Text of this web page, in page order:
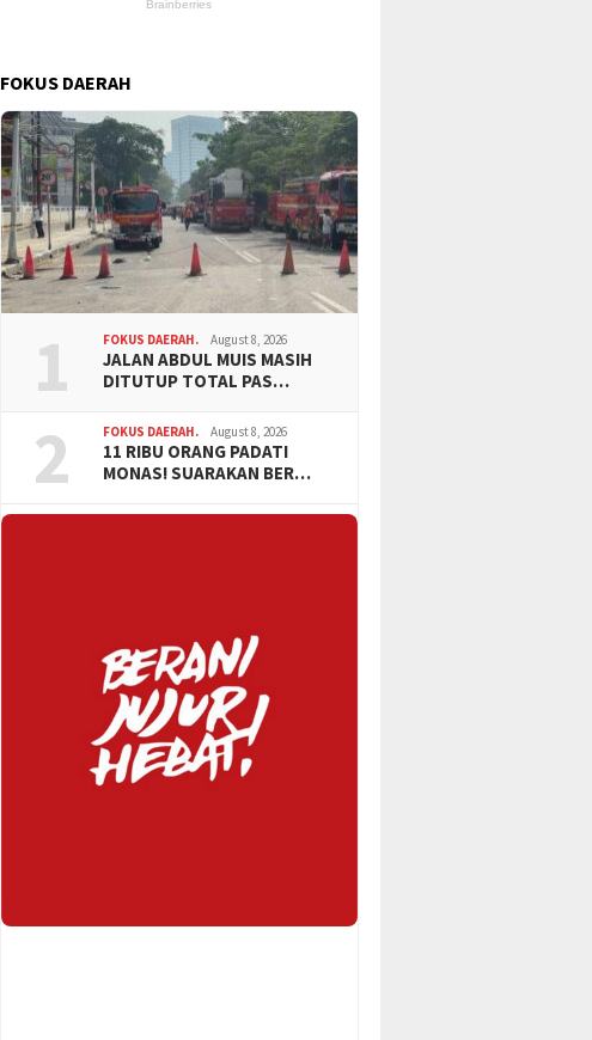
FOKUS DAERAH
1 FOKUS DAERAH. August 8, 2026
JALAN ABDUL MUIS MASIH
DITUTUP TOTAL PAS…
2 FOKUS DAERAH. August 8, 2026
11 RIBU ORANG PADATI
MONAS! SUARAKAN BER…